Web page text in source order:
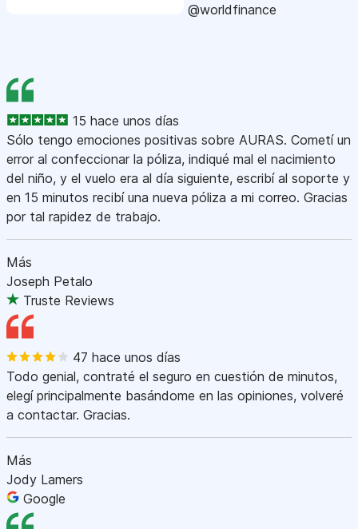
@worldfinance
15 hace unos días
Sólo tengo emociones positivas sobre AURAS. Cometí un
error al confeccionar la póliza, indiqué mal el nacimiento
del niño, y el vuelo era al día siguiente, escribí al soporte y
en 15 minutos recibí una nueva póliza a mi correo. Gracias
por tal rapidez de trabajo.
Más
Joseph Petalo
Truste Reviews
47 hace unos días
Todo genial, contraté el seguro en cuestión de minutos,
elegí principalmente basándome en las opiniones, volveré
a contactar. Gracias.
Más
Jody Lamers
Google